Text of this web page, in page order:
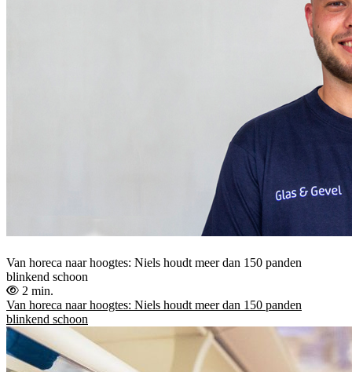
Van horeca naar hoogtes: Niels houdt meer dan 150 panden
blinkend schoon
2 min.
Van horeca naar hoogtes: Niels houdt meer dan 150 panden
blinkend schoon